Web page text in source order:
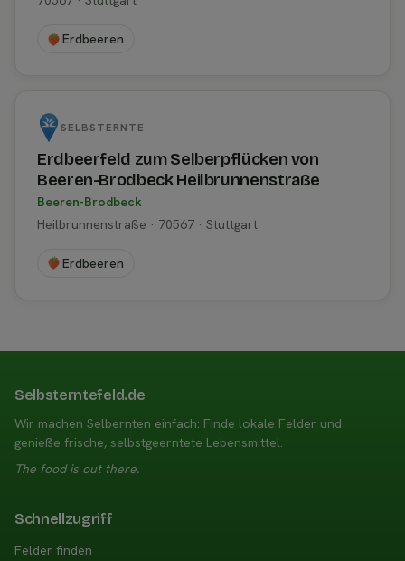
Erdbeeren
SELBSTERNTE
Erdbeerfeld zum Selberpflücken von
Beeren-Brodbeck Heilbrunnenstraße
Beeren-Brodbeck
Heilbrunnenstraße · 70567 · Stuttgart
Erdbeeren
Selbsterntefeld.de
Wir machen Selbernten einfach: Finde lokale Felder und
genieße frische, selbstgeerntete Lebensmittel.
The food is out there.
Schnellzugriff
Felder finden